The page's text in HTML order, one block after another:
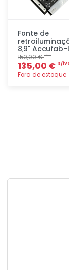
Fonte de
8,9" Accufab-
150,00 €s/iva
135,00 € s/
Fora de estoque